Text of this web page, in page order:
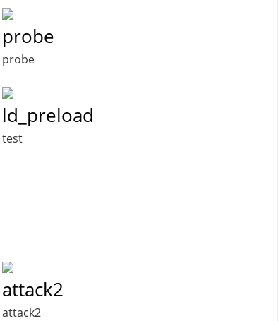
probe
probe
ld_preload
test
attack2
attack2